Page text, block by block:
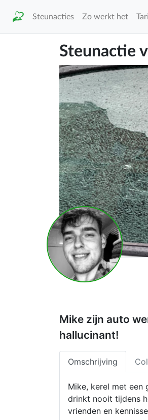
Steunacties Zo werkt het
Steunactie
Mike zijn auto
hallucinant!
Omschrijving
Mike, kerel met een
drinkt nooit tijdens
vrienden en